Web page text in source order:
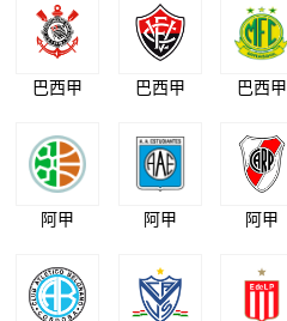
巴西甲 巴西甲 巴西甲
阿甲 阿甲 阿甲